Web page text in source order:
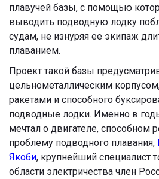
плавучей базы, с помощью
выводить подводную лодку
судам, не изнуряя ее экипаж
плаванием.
Проект такой базы
цельнометаллическим
ракетами и способного
подводные лодки. Именно в
мечтал о двигателе, способном
проблему подводного плавания,
Якоби, крупнейший специалист
области электричества член